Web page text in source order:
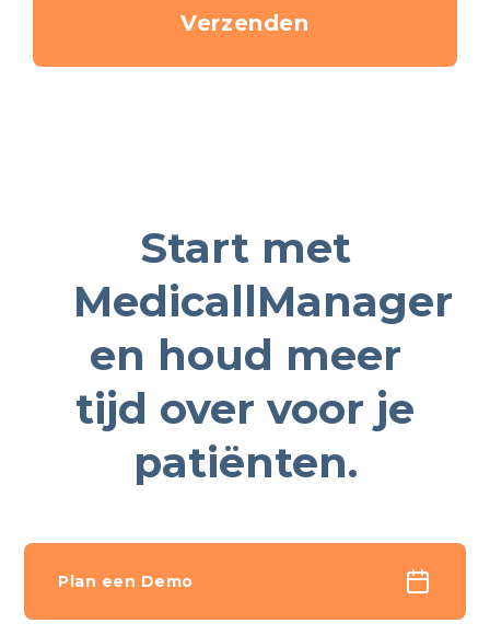
Start met
MedicallManager
en houd meer
tijd over voor je
patiënten.
Plan een Demo